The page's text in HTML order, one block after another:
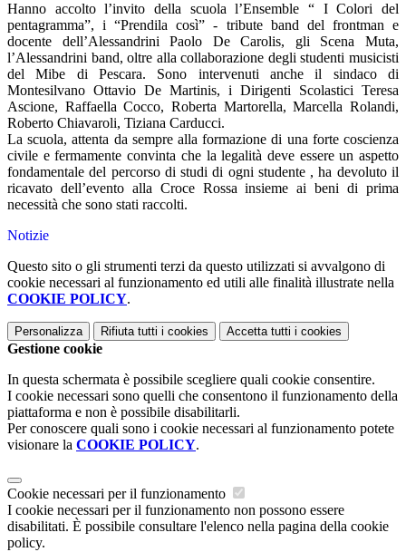
Hanno accolto l’invito della scuola l’Ensemble “ I Colori del
pentagramma”, i “Prendila così” - tribute band del frontman e
docente dell’Alessandrini Paolo De Carolis, gli Scena Muta,
l’Alessandrini band, oltre alla collaborazione degli studenti musicisti
del Mibe di Pescara. Sono intervenuti anche il sindaco di
Montesilvano Ottavio De Martinis, i Dirigenti Scolastici Teresa
Ascione, Raffaella Cocco, Roberta Martorella, Marcella Rolandi,
Roberto Chiavaroli, Tiziana Carducci.
La scuola, attenta da sempre alla formazione di una forte coscienza
civile e fermamente convinta che la legalità deve essere un aspetto
fondamentale del percorso di studi di ogni studente , ha devoluto il
ricavato dell’evento alla Croce Rossa insieme ai beni di prima
necessità che sono stati raccolti.
Notizie
Questo sito o gli strumenti terzi da questo utilizzati si avvalgono di
cookie necessari al funzionamento ed utili alle finalità illustrate nella
COOKIE POLICY.
Personalizza Rifiuta tutti i cookies Accetta tutti i cookies
Gestione cookie
In questa schermata è possibile scegliere quali cookie consentire.
I cookie necessari sono quelli che consentono il funzionamento della
piattaforma e non è possibile disabilitarli.
Per conoscere quali sono i cookie necessari al funzionamento potete
visionare la COOKIE POLICY.
Cookie necessari per il funzionamento
I cookie necessari per il funzionamento non possono essere
disabilitati. È possibile consultare l'elenco nella pagina della cookie
policy.